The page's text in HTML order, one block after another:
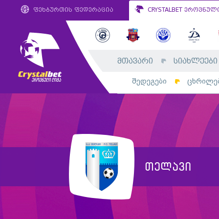
ფეხბურთის ფედერაცია CRYSTALBET
მთავარი სიახლეები
შედეგები
თელავი